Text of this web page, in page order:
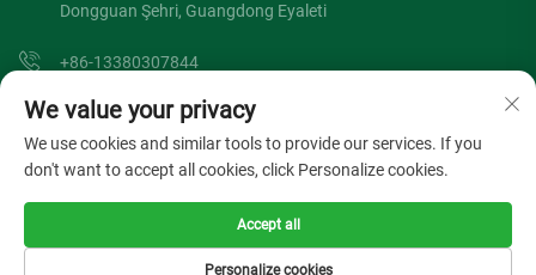
Dongguan Şehri, Guangdong Eyaleti
+86-13380307844
[email protected]
Telif Hakkı © Dongguan Lvzong Endüstriyel A.Ş. Tüm Hakları Saklıdır
Gizlilik Politikası
We value your privacy
We use cookies and similar tools to provide our services. If you
don't want to accept all cookies, click Personalize cookies.
Personalize cookies
Accept all